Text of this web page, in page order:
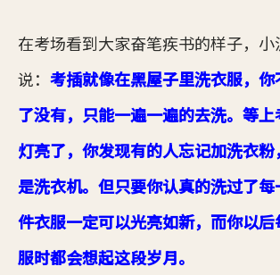
在考场看到大家奋笔疾书的样子，
说： 考插就像在黑屋子里洗衣服，
了没有，只能一遍一遍的去洗。等上
灯亮了，你发现有的人忘记加洗衣
是洗衣机。但只要你认真的洗过了
件衣服一定可以光亮如新，而你以
服时都会想起这段岁月。